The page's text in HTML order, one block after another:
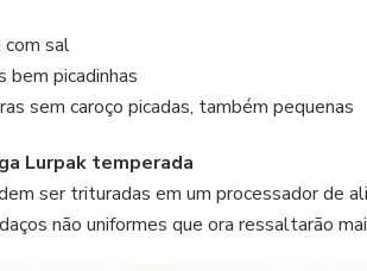
com sal
bem picadinhas
sem caroço picadas, também pequenas
Lurpak temperada
ser trituradas em um processador de
não uniformes que ora ressaltarão